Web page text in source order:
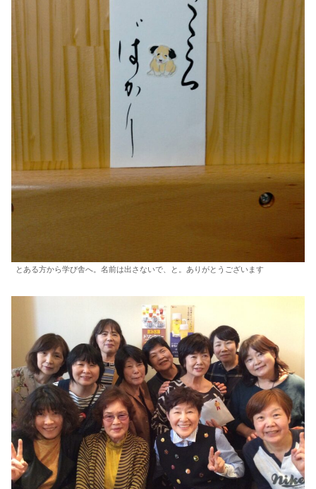
とある方から学び舎へ。名前は出さないで、と。ありがとうございます